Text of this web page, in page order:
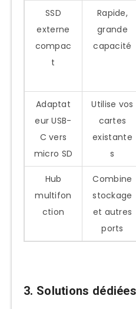
SSD
externe
compac
t
Rapide,
grande
capacité
Adaptat
eur USB-
C vers
micro SD
Utilise vos
cartes
existante
s
Hub
multifon
ction
Combine
stockage
et autres
ports
3. Solutions